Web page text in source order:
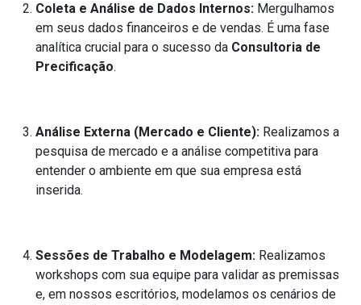
Coleta e Análise de Dados Internos: Mergulhamos
em seus dados financeiros e de vendas. É uma fase
analítica crucial para o sucesso da Consultoria de
Precificação.
Análise Externa (Mercado e Cliente): Realizamos a
pesquisa de mercado e a análise competitiva para
entender o ambiente em que sua empresa está
inserida.
Sessões de Trabalho e Modelagem: Realizamos
workshops com sua equipe para validar as premissas
e, em nossos escritórios, modelamos os cenários de